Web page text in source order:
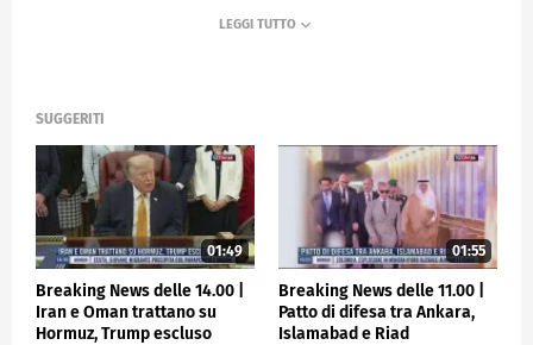
vittima. Verstappen irresistibile, Sassuolo verso la B.
SUGGERITI
01:49
Breaking News delle 14.00 |
Iran e Oman trattano su
Hormuz, Trump escluso
01:55
Breaking News delle 11.00 |
Patto di difesa tra Ankara,
Islamabad e Riad